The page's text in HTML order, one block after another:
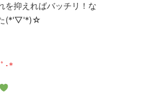
を抑えればバッチリ！な
た(*'▽'*)☆
･*